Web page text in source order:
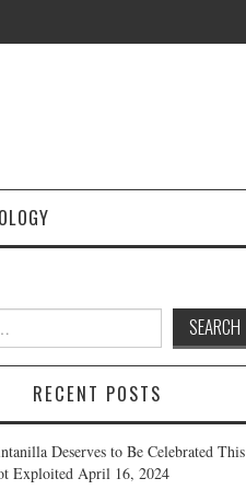
RECENT POSTS
Deserves to Be Celebrated This
Exploited April 16, 2024